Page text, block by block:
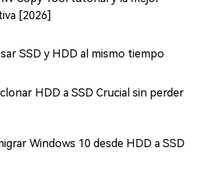
[2026]
SSD y HDD al mismo tiempo
HDD a SSD Crucial sin perder
Windows 10 desde HDD a SSD